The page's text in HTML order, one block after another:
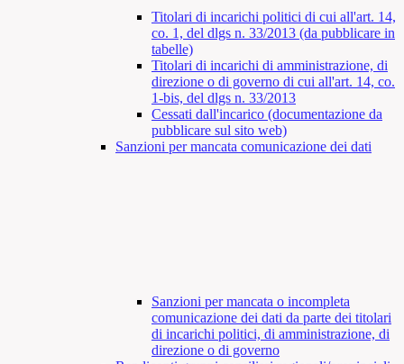
Titolari di incarichi politici di cui all'art. 14,
co. 1, del dlgs n. 33/2013 (da pubblicare in
tabelle)
Titolari di incarichi di amministrazione, di
direzione o di governo di cui all'art. 14, co.
1-bis, del dlgs n. 33/2013
Cessati dall'incarico (documentazione da
pubblicare sul sito web)
Sanzioni per mancata comunicazione dei dati
Sanzioni per mancata o incompleta
comunicazione dei dati da parte dei titolari
di incarichi politici, di amministrazione, di
direzione o di governo